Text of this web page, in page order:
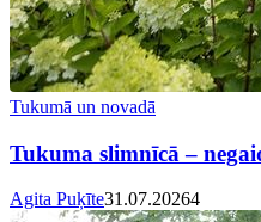
Tukumā un novadā
Tukuma slimnīcā –
Agita Puķīte31.07.20264